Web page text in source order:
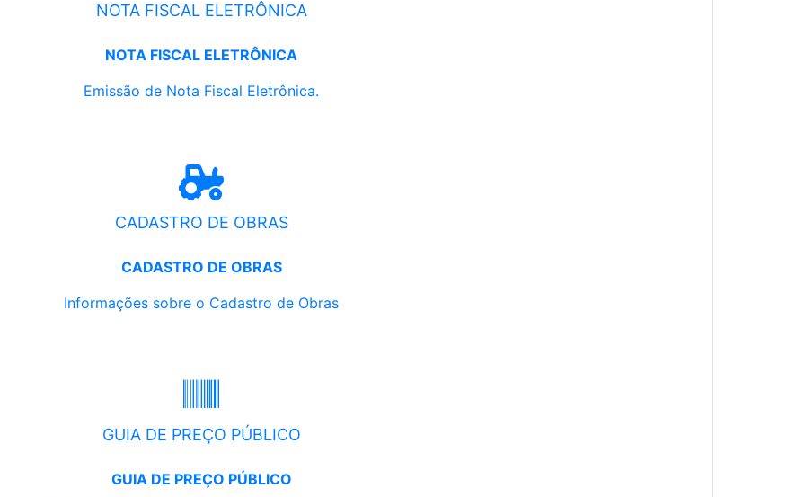
NOTA FISCAL ELETRÔNICA
NOTA FISCAL ELETRÔNICA
Emissão de Nota Fiscal Eletrônica.
CADASTRO DE OBRAS
CADASTRO DE OBRAS
Informações sobre o Cadastro de Obras
GUIA DE PREÇO PÚBLICO
GUIA DE PREÇO PÚBLICO